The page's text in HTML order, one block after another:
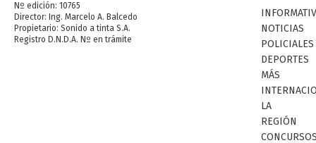
Nº edición: 10765
Director: Ing. Marcelo A. Balcedo
Propietario: Sonido a tinta S.A.
Registro D.N.D.A. Nº en trámite
NOTICIAS
POLICIALES
DEPORTES
MÁS
LA
REGIÓN